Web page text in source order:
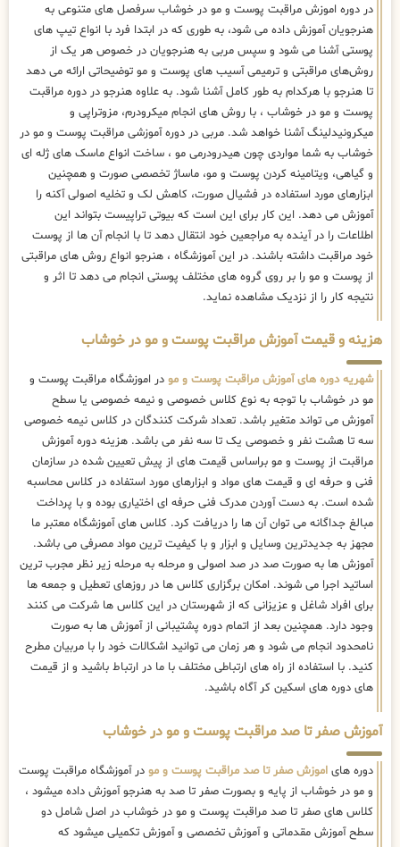
در دوره اموزش مراقبت پوست و مو در خوشاب سرفصل های متنوعی به
هنرجویان آموزش داده می شود، به طوری که در ابتدا فرد با انواع تیپ های
پوستی آشنا می شود و سپس مربی به هنرجویان در خصوص هر یک از
روش‌های مراقبتی و ترمیمی آسیب های پوست و مو توضیحاتی ارائه می دهد
تا هنرجو با هرکدام به طور کامل آشنا شود. به علاوه هنرجو در دوره مراقبت
پوست و مو در خوشاب ، با روش های انجام میکرودرم، مزوتراپی و
میکرونیدلینگ آشنا خواهد شد. مربی در دوره آموزشی مراقبت پوست و مو در
خوشاب به شما مواردی چون هیدرودرمی مو ، ساخت انواع ماسک های ژله ای
و گیاهی، ویتامینه کردن پوست و مو، ماساژ تخصصی صورت و همچنین
ابزارهای مورد استفاده در فشیال صورت، کاهش لک و تخلیه اصولی آکنه را
آموزش می دهد. این کار برای این است که بیوتی تراپیست بتواند این
اطلاعات را در آینده به مراجعین خود انتقال دهد تا با انجام آن ها از پوست
خود مراقبت داشته باشند. در این آموزشگاه ، هنرجو انواع روش های مراقبتی
از پوست و مو را بر روی گروه های مختلف پوستی انجام می دهد تا اثر و
نتیجه کار را از نزدیک مشاهده نماید.
هزینه و قیمت آموزش مراقبت پوست و مو در خوشاب
شهریه دوره های آموزش مراقبت پوست و مو در اموزشگاه مراقبت پوست و
مو در خوشاب با توجه به نوع کلاس خصوصی و نیمه خصوصی یا سطح
آموزش می تواند متغیر باشد. تعداد شرکت کنندگان در کلاس نیمه خصوصی
سه تا هشت نفر و خصوصی یک تا سه نفر می باشد. هزینه دوره آموزش
مراقبت از پوست و مو براساس قیمت های از پیش تعیین شده در سازمان
فنی و حرفه ای و قیمت های مواد و ابزارهای مورد استفاده در کلاس محاسبه
شده است. به دست آوردن مدرک فنی حرفه ای اختیاری بوده و با پرداخت
مبالغ جداگانه می توان آن ها را دریافت کرد. کلاس های آموزشگاه معتبر ما
مجهز به جدیدترین وسایل و ابزار و با کیفیت ترین مواد مصرفی می باشد.
آموزش ها به صورت صد در صد اصولی و مرحله به مرحله زیر نظر مجرب ترین
اساتید اجرا می شوند. امکان برگزاری کلاس ها در روزهای تعطیل و جمعه ها
برای افراد شاغل و عزیزانی که از شهرستان در این کلاس ها شرکت می کنند
وجود دارد. همچنین بعد از اتمام دوره پشتیبانی از آموزش ها به صورت
نامحدود انجام می شود و هر زمان می توانید اشکالات خود را با مربیان مطرح
کنید. با استفاده از راه های ارتباطی مختلف با ما در ارتباط باشید و از قیمت
های دوره های اسکین کر آگاه باشید.
آموزش صفر تا صد مراقبت پوست و مو در خوشاب
دوره های اموزش صفر تا صد مراقبت پوست و مو در آموزشگاه مراقبت پوست
و مو در خوشاب از پایه و بصورت صفر تا صد به هنرجو آموزش داده میشود ،
کلاس های صفر تا صد مراقبت پوست و مو در خوشاب در اصل شامل دو
سطح آموزش مقدماتی و آموزش تخصصی و آموزش تکمیلی میشود که